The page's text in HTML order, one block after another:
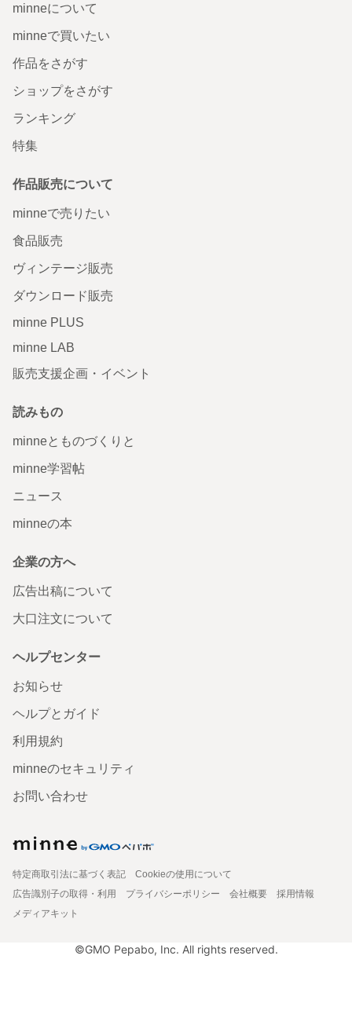
minneについて
minneで買いたい
作品をさがす
ショップをさがす
ランキング
特集
作品販売について
minneで売りたい
食品販売
ヴィンテージ販売
ダウンロード販売
minne PLUS
minne LAB
販売支援企画・イベント
読みもの
minneとものづくりと
minne学習帖
ニュース
minneの本
企業の方へ
広告出稿について
大口注文について
ヘルプセンター
お知らせ
ヘルプとガイド
利用規約
minneのセキュリティ
お問い合わせ
特定商取引法に基づく表記
Cookieの使用について
広告識別子の取得・利用
プライバシーポリシー 会社概要
採用情報
メディアキット
©GMO Pepabo, Inc. All rights reserved.